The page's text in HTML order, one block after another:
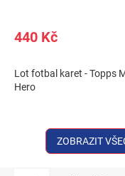
440 Kč
Lot fotbal karet - Topps
Hero
ZOBRAZIT